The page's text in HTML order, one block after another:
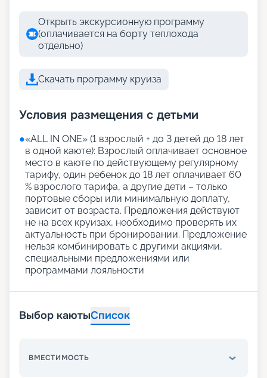
Открыть экскурсионную программу
(оплачивается на борту теплохода
отдельно)
Скачать программу круиза
Условия размещения с детьми
●«АLL IN ONE» (1 взрослый + до 3 детей до 18 лет
в одной каюте): Взрослый оплачивает основное
место в каюте по действующему регулярному
тарифу, один ребенок до 18 лет оплачивает 60
% взрослого тарифа, а другие дети – только
портовые сборы или минимальную доплату,
зависит от возраста. Предложения действуют
не на всех круизах, необходимо проверять их
актуальность при бронировании. Предложение
нельзя комбинировать с другими акциями,
специальными предложениями или
программами лояльности
Выбор каютыСписок
ВМЕСТИМОСТЬ